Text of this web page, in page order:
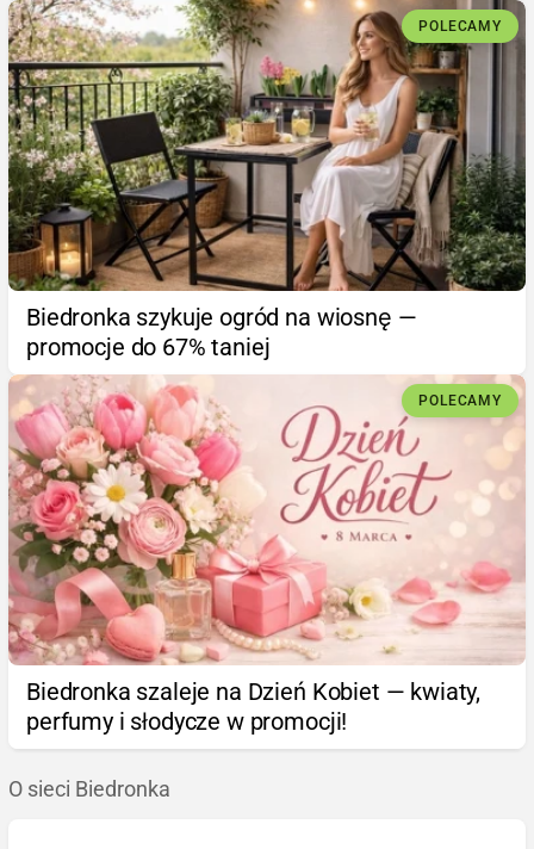
POLECAMY
Biedronka szykuje ogród na wiosnę —
promocje do 67% taniej
POLECAMY
Biedronka szaleje na Dzień Kobiet — kwiaty,
perfumy i słodycze w promocji!
O sieci Biedronka